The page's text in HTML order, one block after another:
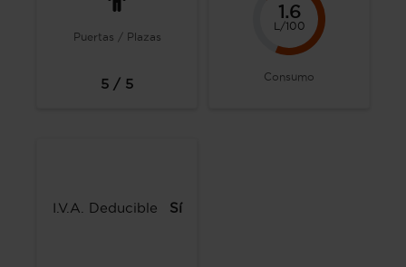
Puertas / Plazas
5 / 5
1.6
L/100
Consumo
I.V.A. Deducible Sí